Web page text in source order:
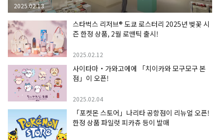
2025.02.13
스타벅스 리저브® 도쿄 로스터리 2025년 벚꽃 시
즌 한정 상품, 2월 로맨틱 출시!
2025.02.12
사이타마・가와고에에 「치이카와 모구모구 본
점」이 오픈!
2025.02.04
「포켓몬 스토어」나리타 공항점이 리뉴얼 오픈!
한정 상품 파일럿 피카츄 등이 발매